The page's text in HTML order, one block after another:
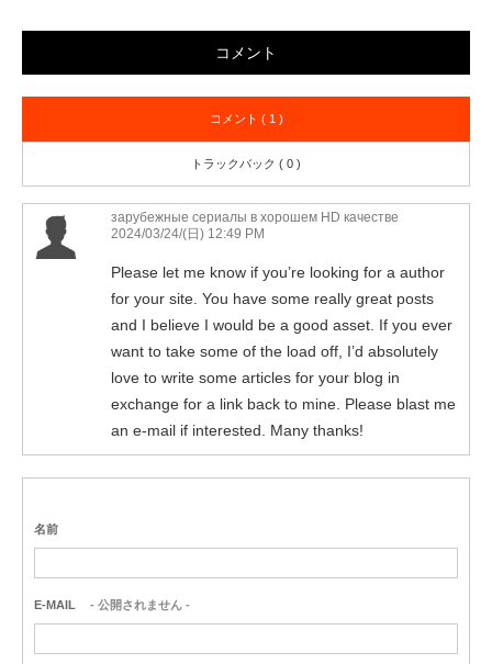
コメント
コメント ( 1 )
トラックバック ( 0 )
зарубежные сериалы в хорошем HD качестве
2024/03/24/(日) 12:49 PM
Please let me know if you’re looking for a author
for your site. You have some really great posts
and I believe I would be a good asset. If you ever
want to take some of the load off, I’d absolutely
love to write some articles for your blog in
exchange for a link back to mine. Please blast me
an e-mail if interested. Many thanks!
名前
E-MAIL - 公開されません -